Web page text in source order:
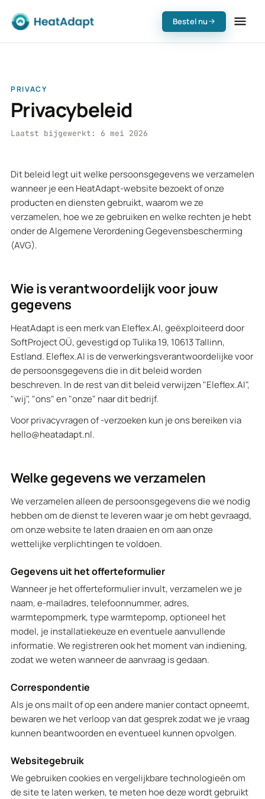
Bestel nu
PRIVACY
Privacybeleid
Laatst bijgewerkt: 6 mei 2026
Dit beleid legt uit welke persoonsgegevens we verzamelen
wanneer je een HeatAdapt-website bezoekt of onze
producten en diensten gebruikt, waarom we ze
verzamelen, hoe we ze gebruiken en welke rechten je hebt
onder de Algemene Verordening Gegevensbescherming
(AVG).
Wie is verantwoordelijk voor jouw
gegevens
HeatAdapt is een merk van Eleflex.AI, geëxploiteerd door
SoftProject OÜ, gevestigd op Tulika 19, 10613 Tallinn,
Estland. Eleflex.AI is de verwerkingsverantwoordelijke voor
de persoonsgegevens die in dit beleid worden
beschreven. In de rest van dit beleid verwijzen "Eleflex.AI",
"wij", "ons" en "onze" naar dit bedrijf.
Voor privacyvragen of -verzoeken kun je ons bereiken via
hello@heatadapt.nl.
Welke gegevens we verzamelen
We verzamelen alleen de persoonsgegevens die we nodig
hebben om de dienst te leveren waar je om hebt gevraagd,
om onze website te laten draaien en om aan onze
wettelijke verplichtingen te voldoen.
Gegevens uit het offerteformulier
Wanneer je het offerteformulier invult, verzamelen we je
naam, e-mailadres, telefoonnummer, adres,
warmtepompmerk, type warmtepomp, optioneel het
model, je installatiekeuze en eventuele aanvullende
informatie. We registreren ook het moment van indiening,
zodat we weten wanneer de aanvraag is gedaan.
Correspondentie
Als je ons mailt of op een andere manier contact opneemt,
bewaren we het verloop van dat gesprek zodat we je vraag
kunnen beantwoorden en eventueel kunnen opvolgen.
Websitegebruik
We gebruiken cookies en vergelijkbare technologieën om
de site te laten werken, te meten hoe deze wordt gebruikt